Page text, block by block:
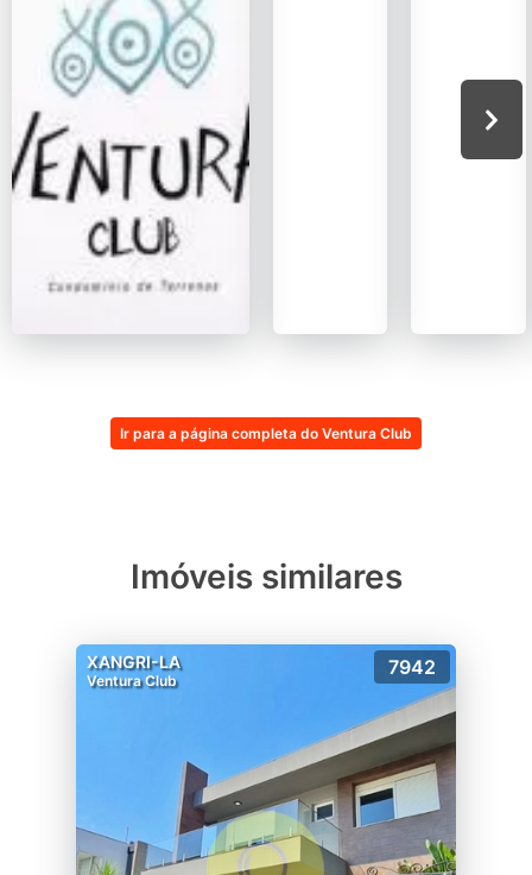
Ir para a página completa do Ventura Club
Imóveis similares
XANGRI-LA
Ventura Club
7942